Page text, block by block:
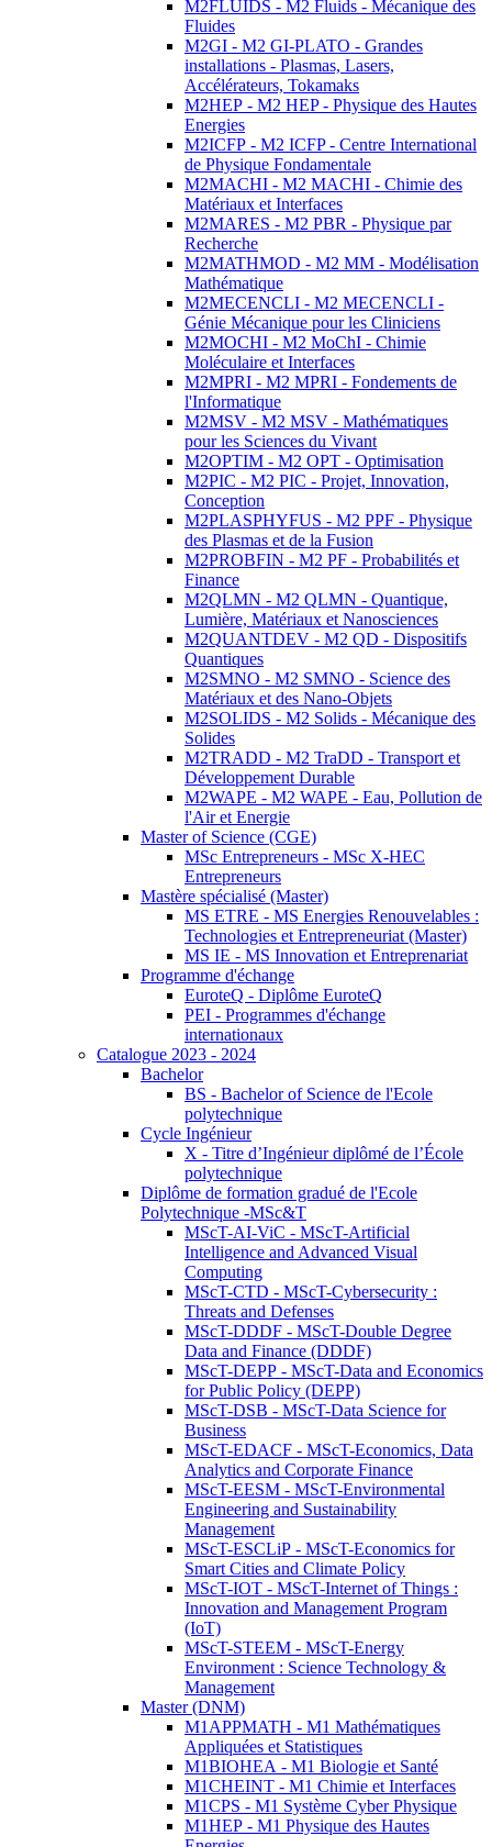
M2FLUIDS - M2 Fluids - Mécanique des
Fluides
M2GI - M2 GI-PLATO - Grandes
installations - Plasmas, Lasers,
Accélérateurs, Tokamaks
M2HEP - M2 HEP - Physique des Hautes
Energies
M2ICFP - M2 ICFP - Centre International
de Physique Fondamentale
M2MACHI - M2 MACHI - Chimie des
Matériaux et Interfaces
M2MARES - M2 PBR - Physique par
Recherche
M2MATHMOD - M2 MM - Modélisation
Mathématique
M2MECENCLI - M2 MECENCLI -
Génie Mécanique pour les Cliniciens
M2MOCHI - M2 MoChI - Chimie
Moléculaire et Interfaces
M2MPRI - M2 MPRI - Fondements de
l'Informatique
M2MSV - M2 MSV - Mathématiques
pour les Sciences du Vivant
M2OPTIM - M2 OPT - Optimisation
M2PIC - M2 PIC - Projet, Innovation,
Conception
M2PLASPHYFUS - M2 PPF - Physique
des Plasmas et de la Fusion
M2PROBFIN - M2 PF - Probabilités et
Finance
M2QLMN - M2 QLMN - Quantique,
Lumière, Matériaux et Nanosciences
M2QUANTDEV - M2 QD - Dispositifs
Quantiques
M2SMNO - M2 SMNO - Science des
Matériaux et des Nano-Objets
M2SOLIDS - M2 Solids - Mécanique des
Solides
M2TRADD - M2 TraDD - Transport et
Développement Durable
M2WAPE - M2 WAPE - Eau, Pollution de
l'Air et Energie
Master of Science (CGE)
MSc Entrepreneurs - MSc X-HEC
Entrepreneurs
Mastère spécialisé (Master)
MS ETRE - MS Energies Renouvelables :
Technologies et Entrepreneuriat (Master)
MS IE - MS Innovation et Entreprenariat
Programme d'échange
EuroteQ - Diplôme EuroteQ
PEI - Programmes d'échange
internationaux
Catalogue 2023 - 2024
Bachelor
BS - Bachelor of Science de l'Ecole
polytechnique
Cycle Ingénieur
X - Titre d’Ingénieur diplômé de l’École
polytechnique
Diplôme de formation gradué de l'Ecole
Polytechnique -MSc&T
MScT-AI-ViC - MScT-Artificial
Intelligence and Advanced Visual
Computing
MScT-CTD - MScT-Cybersecurity :
Threats and Defenses
MScT-DDDF - MScT-Double Degree
Data and Finance (DDDF)
MScT-DEPP - MScT-Data and Economics
for Public Policy (DEPP)
MScT-DSB - MScT-Data Science for
Business
MScT-EDACF - MScT-Economics, Data
Analytics and Corporate Finance
MScT-EESM - MScT-Environmental
Engineering and Sustainability
Management
MScT-ESCLiP - MScT-Economics for
Smart Cities and Climate Policy
MScT-IOT - MScT-Internet of Things :
Innovation and Management Program
(IoT)
MScT-STEEM - MScT-Energy
Environment : Science Technology &
Management
Master (DNM)
M1APPMATH - M1 Mathématiques
Appliquées et Statistiques
M1BIOHEA - M1 Biologie et Santé
M1CHEINT - M1 Chimie et Interfaces
M1CPS - M1 Système Cyber Physique
M1HEP - M1 Physique des Hautes